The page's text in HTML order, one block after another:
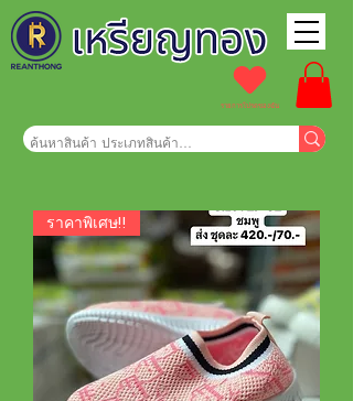
รายการโปรดของฉัน
ราคาพิเศษ!!